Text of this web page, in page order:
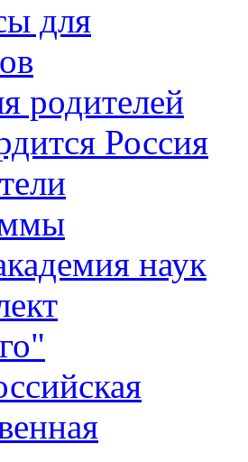
для
родителей
Россия
наук